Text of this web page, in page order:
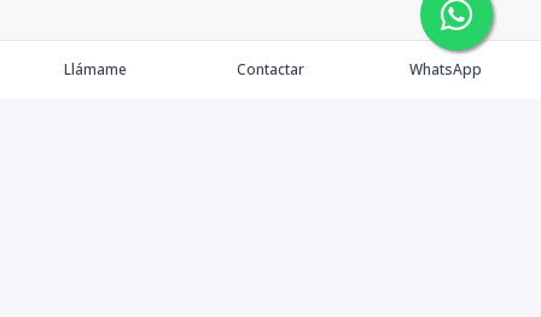
Llámame Contactar WhatsApp